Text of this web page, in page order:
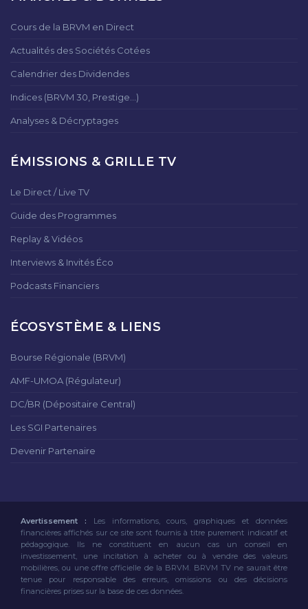
Cours de la BRVM en Direct
Actualités des Sociétés Cotées
Calendrier des Dividendes
Indices (BRVM 30, Prestige...)
Analyses & Décryptages
ÉMISSIONS & GRILLE TV
Le Direct / Live TV
Guide des Programmes
Replay & Vidéos
Interviews & Invités Éco
Podcasts Financiers
ÉCOSYSTÈME & LIENS
Bourse Régionale (BRVM)
AMF-UMOA (Régulateur)
DC/BR (Dépositaire Central)
Les SGI Partenaires
Devenir Partenaire
Avertissement : Les informations, cours, graphiques et données
financières affichés sur ce site sont fournis à titre purement indicatif et
pédagogique. Ils ne constituent en aucun cas un conseil en
investissement, une incitation à acheter ou à vendre des valeurs
mobilières, ou une offre officielle de la BRVM. BRVM TV ne saurait être
tenue pour responsable des erreurs, omissions ou des décisions
financières prises sur la base de ces données.